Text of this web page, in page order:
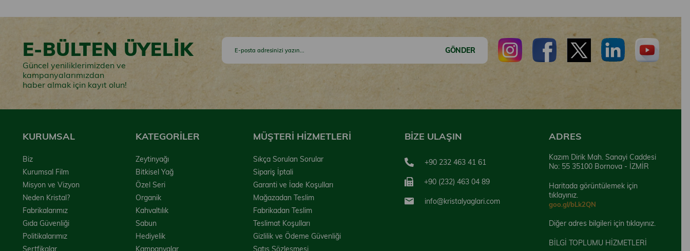
E-BÜLTEN ÜYELİK
Güncel yeniliklerimizden ve
kampanyalarımızdan
haber almak için kayıt olun!
GÖNDER
KURUMSAL
Biz
Kurumsal Film
Misyon ve Vizyon
Neden Kristal?
Fabrikalarımız
Gıda Güvenliği
Politikalarımız
Sertfikalar
KATEGORİLER
Zeytinyağı
Bitkisel Yağ
Özel Seri
Organik
Kahvaltılık
Sabun
Hediyelik
Kampanyalar
MÜŞTERİ HİZMETLERİ
Sıkça Sorulan Sorular
Sipariş İptali
Garanti ve İade Koşulları
Mağazadan Teslim
Fabrikadan Teslim
Teslimat Koşulları
Gizlilik ve Ödeme Güvenliği
Satış Sözleşmesi
BİZE ULAŞIN
+90 232 463 41 61
+90 (232) 463 04 89
info@kristalyaglari.com
ADRES
Kazım Dirik Mah. Sanayi Caddesi
No: 55 35100 Bornova - İZMİR
Haritada görüntülemek için
tıklayınız.
goo.gl/bLk2QN
Diğer adres bilgileri için tıklayınız.
BİLGİ TOPLUMU HİZMETLERİ